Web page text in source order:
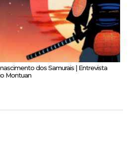
dos Samurais | Entrevista
Montuan